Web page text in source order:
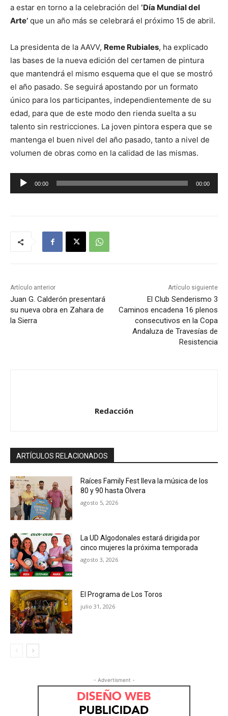
a estar en torno a la celebración del ‘Día Mundial del
Arte’ que un año más se celebrará el próximo 15 de abril.
La presidenta de la AAVV, Reme Rubiales, ha explicado
las bases de la nueva edición del certamen de pintura
que mantendrá el mismo esquema que el que se mostró
el año pasado. Se seguirá apostando por un formato
único para los participantes, independientemente de su
edad, para que de este modo den rienda suelta a su
talento sin restricciones. La joven pintora espera que se
mantenga el buen nivel del año pasado, tanto a nivel de
volumen de obras como en la calidad de las mismas.
e
t
o
r
d
00:00 00:00
Artículo anterior
Juan G. Calderón presentará
su nueva obra en Zahara de
la Sierra
Artículo siguiente
El Club Senderismo 3
Caminos encadena 16 plenos
consecutivos en la Copa
Andaluza de Travesías de
Resistencia
Redacción
ARTÍCULOS RELACIONADOS
Raíces Family Fest lleva la música de los
80 y 90 hasta Olvera
agosto 5, 2026
La UD Algodonales estará dirigida por
cinco mujeres la próxima temporada
agosto 3, 2026
El Programa de Los Toros
julio 31, 2026
- Advertisment -